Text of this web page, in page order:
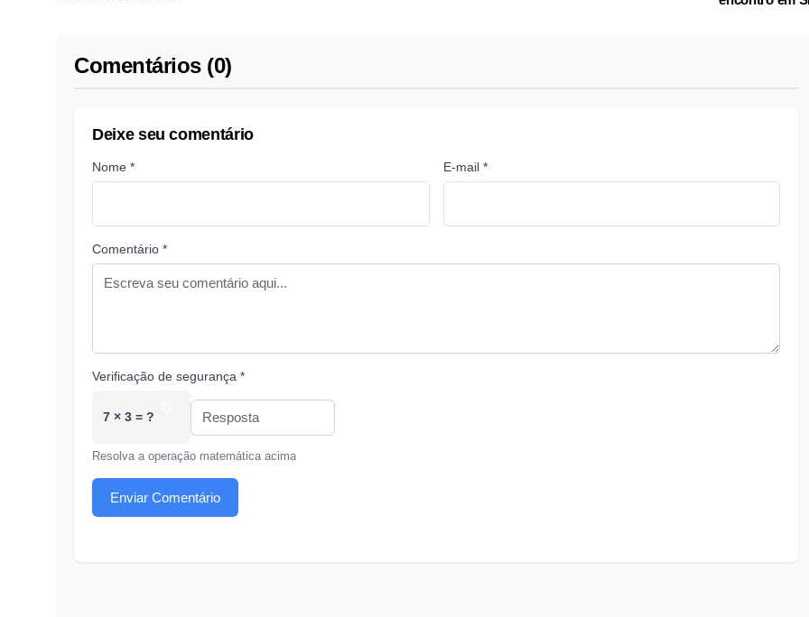
Comentários (0)
Deixe seu comentário
Nome * E-mail *
Comentário *
Verificação de segurança *
7 × 3 = ?
Resolva a operação matemática acima
Enviar Comentário